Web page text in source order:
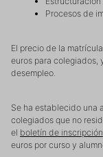
Procesos de
El precio de la
euros para colegiados,
desempleo.
Se ha establecido una
colegiados que no
el boletín de inscripción
euros por curso y